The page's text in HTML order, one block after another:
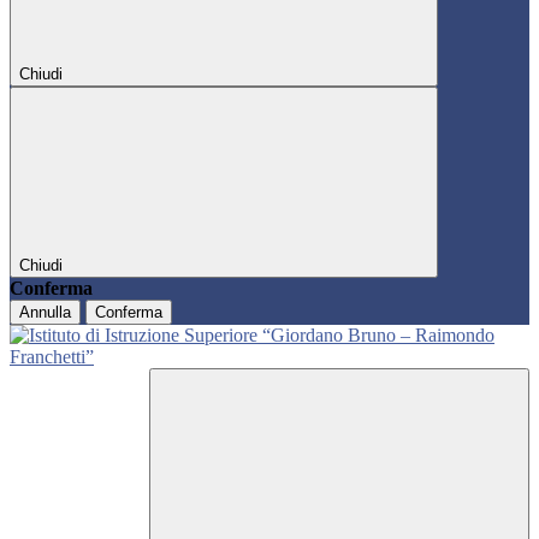
Chiudi
Chiudi
Conferma
Annulla Conferma